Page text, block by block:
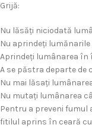
Grijă:
Nu lăsăţi niciodată
Nu aprindeţi
Aprindeţi lumânarea în
A se păstra departe de
Nu mai lăsaţi
Nu mutaţi lumânarea
Pentru a preveni
fitilul aprins în ceară